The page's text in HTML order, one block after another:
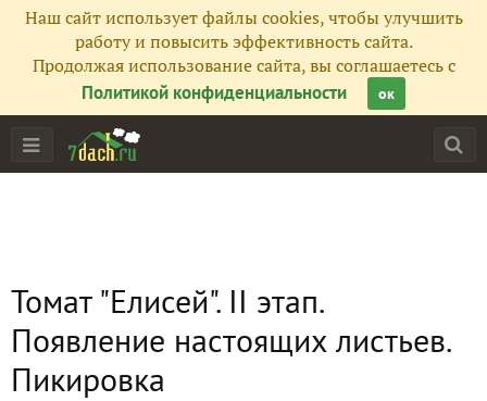
Наш сайт использует файлы cookies, чтобы улучшить
работу и повысить эффективность сайта.
Продолжая использование сайта, вы соглашаетесь с
Политикой конфиденциальности
ок
Томат "Елисей". II этап.
Появление настоящих листьев.
Пикировка